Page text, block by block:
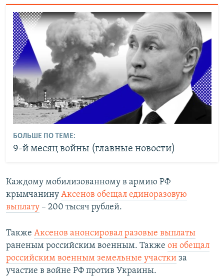
БОЛЬШЕ ПО ТЕМЕ:
9-й месяц войны (главные новости)
Каждому мобилизованному в армию РФ
крымчанину Аксенов обещал единоразовую
выплату – 200 тысяч рублей.
Также Аксенов анонсировал разовые выплаты
раненым российским военным. Также он обещал
российским военным земельные участки за
участие в войне РФ против Украины.